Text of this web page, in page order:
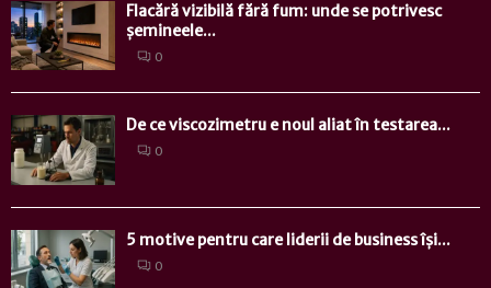
Flacără vizibilă fără fum: unde se potrivesc
șemineele...
0
De ce viscozimetru e noul aliat în testarea...
0
5 motive pentru care liderii de business își...
0